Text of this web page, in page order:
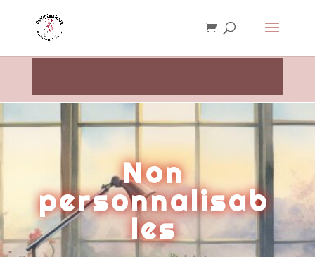
Non
personnalisab
les